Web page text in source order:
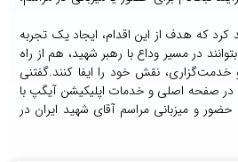
که هدف از این اقدام، ایجاد یک تجربه
در مسیر وداع با رهبر شهید، هم از راه
نقش خود را ایفا کنند.گفتنی
صفحه اصلی و خدمات اپلیکیشن آیگپ با
و میزبانی مراسم آقای شهید ایران در